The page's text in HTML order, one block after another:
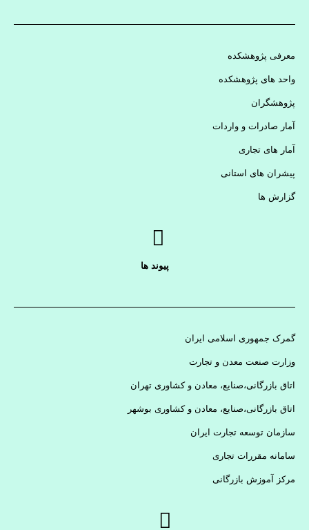
معرفی پژوهشکده
واحد های پژوهشکده
پژوهشگران
آمار صادرات و واردات
آمار های تجاری
پیشران های استانی
گزارش ها
پیوند ها
گمرک جمهوری اسلامی ایران
وزارت صنعت معدن و تجارت
اتاق بازرگانی،صنایع، معادن و کشاوری تهران
اتاق بازرگانی،صنایع، معادن و کشاوری بوشهر
سازمان توسعه تجارت ایران
سامانه مقررات تجاری
مرکز آموزش بازرگانی